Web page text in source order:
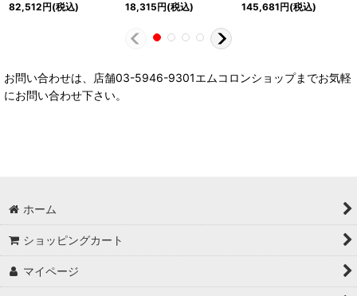
82,512円(税込)
18,315円(税込)
145,681円(税込)
お問い合わせは、店舗03-5946-9301エムコロンショップまでお気軽
にお問い合わせ下さい。
ホーム
ショッピングカート
マイページ